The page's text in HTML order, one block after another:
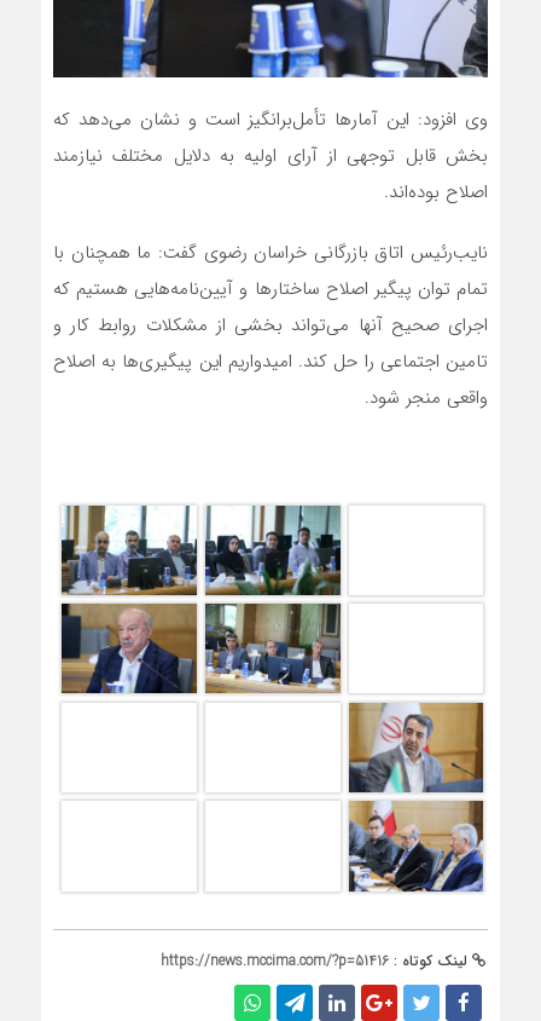
وی افزود: این آمارها تأمل‌برانگیز است و نشان می‌دهد که
بخش قابل توجهی از آرای اولیه به دلایل مختلف نیازمند
اصلاح بوده‌اند.
نایب‌رئیس اتاق بازرگانی خراسان رضوی گفت: ما همچنان با
تمام توان پیگیر اصلاح ساختارها و آیین‌نامه‌هایی هستیم که
اجرای صحیح آنها می‌تواند بخشی از مشکلات روابط کار و
تامین اجتماعی را حل کند. امیدواریم این پیگیری‌ها به اصلاح
واقعی منجر شود.
لینک کوتاه : https://news.mccima.com/?p=51416